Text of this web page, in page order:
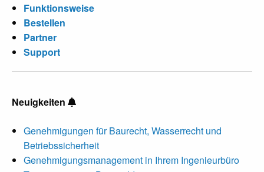
Funktionsweise
Bestellen
Partner
Support
Neuigkeiten
Genehmigungen für Baurecht, Wasserrecht und
Betriebssicherheit
Genehmigungsmanagement in Ihrem Ingenieurbüro